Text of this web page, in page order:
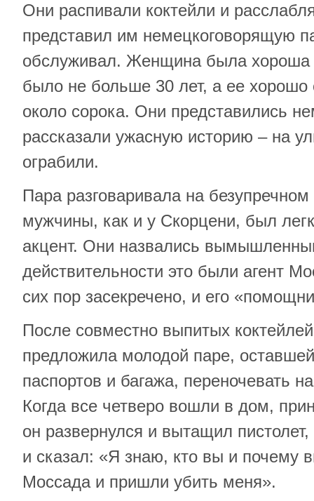
Они распивали коктейли и
представил им немецкоговорящую
обслуживал. Женщина была хороша
было не больше 30 лет, а ее хорошо
около сорока. Они представились
рассказали ужасную историю – на
ограбили.
Пара разговаривала на
мужчины, как и у Скорцени, был
акцент. Они назвались
действительности это были агент
сих пор засекречено, и его
После совместно выпитых
предложила молодой паре,
паспортов и багажа, переночевать
Когда все четверо вошли в дом,
он развернулся и вытащил пистолет,
и сказал: «Я знаю, кто вы и почему
Моссада и пришли убить меня».